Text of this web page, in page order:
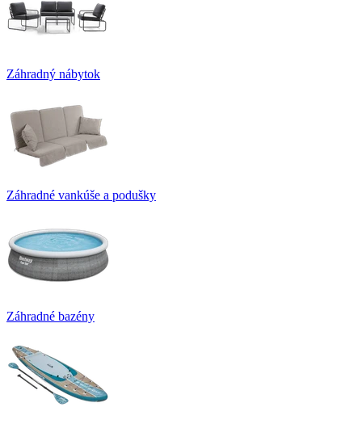
Záhradný nábytok
Záhradné vankúše a podušky
Záhradné bazény